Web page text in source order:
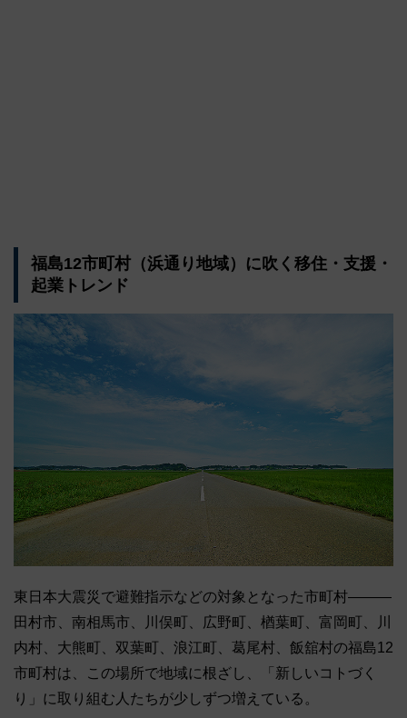
福島12市町村（浜通り地域）に吹く移住・支援・
起業トレンド
東日本大震災で避難指示などの対象となった市町村―――
田村市、南相馬市、川俣町、広野町、楢葉町、富岡町、川
内村、大熊町、双葉町、浪江町、葛尾村、飯舘村の福島12
市町村は、この場所で地域に根ざし、「新しいコトづく
り」に取り組む人たちが少しずつ増えている。